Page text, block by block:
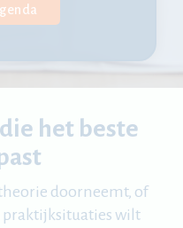
het beste
doorneemt, of
praktijksituaties wilt